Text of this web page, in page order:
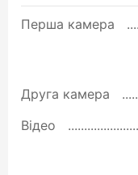
Перша камера
Друга камера
Відео